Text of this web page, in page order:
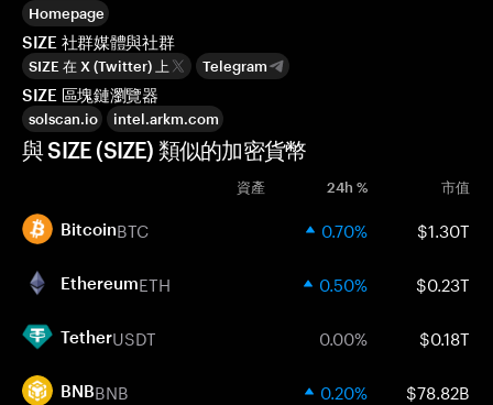
Homepage
SIZE 社群媒體與社群
SIZE 在 X (Twitter) 上 Telegram
SIZE 區塊鏈瀏覽器
solscan.io intel.arkm.com
與 SIZE (SIZE) 類似的加密貨幣
資產 24h % 市值
BitcoinBTC 0.70% $1.30T
EthereumETH 0.50% $0.23T
TetherUSDT 0.00% $0.18T
BNBBNB 0.20% $78.82B